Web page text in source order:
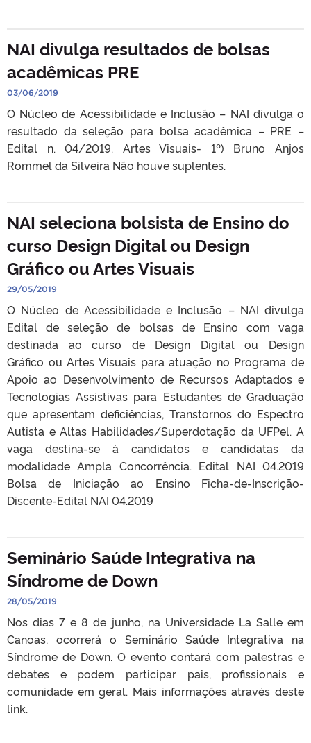
NAI divulga resultados de bolsas
acadêmicas PRE
03/06/2019
O Núcleo de Acessibilidade e Inclusão – NAI divulga o
resultado da seleção para bolsa acadêmica – PRE –
Edital n. 04/2019. Artes Visuais- 1º) Bruno Anjos
Rommel da Silveira Não houve suplentes.
NAI seleciona bolsista de Ensino do
curso Design Digital ou Design
Gráfico ou Artes Visuais
29/05/2019
O Núcleo de Acessibilidade e Inclusão – NAI divulga
Edital de seleção de bolsas de Ensino com vaga
destinada ao curso de Design Digital ou Design
Gráfico ou Artes Visuais para atuação no Programa de
Apoio ao Desenvolvimento de Recursos Adaptados e
Tecnologias Assistivas para Estudantes de Graduação
que apresentam deficiências, Transtornos do Espectro
Autista e Altas Habilidades/Superdotação da UFPel. A
vaga destina-se à candidatos e candidatas da
modalidade Ampla Concorrência. Edital NAI 04.2019
Bolsa de Iniciação ao Ensino Ficha-de-Inscrição-
Discente-Edital NAI 04.2019
Seminário Saúde Integrativa na
Síndrome de Down
28/05/2019
Nos dias 7 e 8 de junho, na Universidade La Salle em
Canoas, ocorrerá o Seminário Saúde Integrativa na
Síndrome de Down. O evento contará com palestras e
debates e podem participar pais, profissionais e
comunidade em geral. Mais informações através deste
link.